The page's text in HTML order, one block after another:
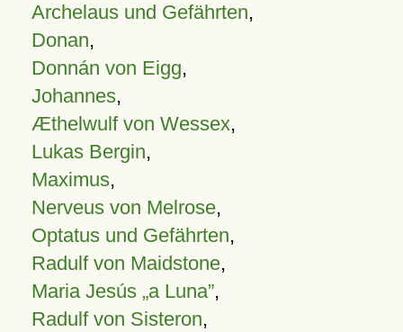
Archelaus und Gefährten,
Donan,
Donnán von Eigg,
Johannes,
Æthelwulf von Wessex,
Lukas Bergin,
Maximus,
Nerveus von Melrose,
Optatus und Gefährten,
Radulf von Maidstone,
Maria Jesús „a Luna”,
Radulf von Sisteron,